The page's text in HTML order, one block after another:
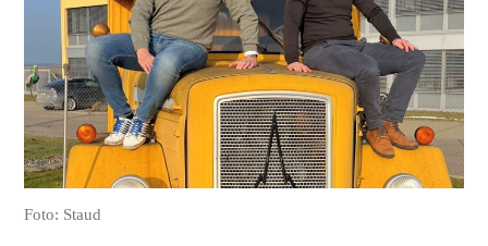
Foto: Staud